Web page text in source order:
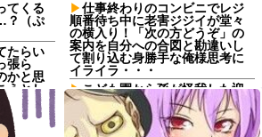
てくる
？（ぷ
たらい
張ら
かと思
うとし
した！
った
仕事終わりのコンビニでレジ
順番待ち中に老害ジジイが堂々
の横入り！「次の方どうぞ」の
案内を自分への合図と勘違いし
て割り込む身勝手な俺様思考に
イライラ・・・
こども園から孫が怪我した迎
えにと連絡あり。石をどかして
ミミズ集め足の上に石を落とし
たそうな